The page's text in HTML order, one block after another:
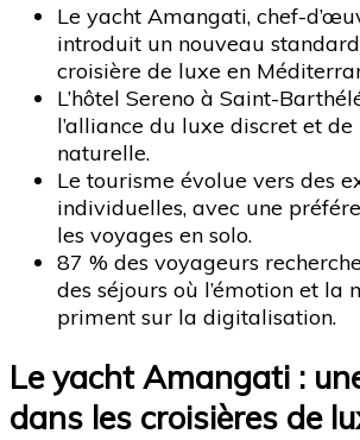
Le yacht Amangati, chef-
introduit un nouveau
croisière de luxe en
L’hôtel Sereno à Saint-
l’alliance du luxe discret et
naturelle.
Le tourisme évolue vers des
individuelles, avec une
les voyages en solo.
87 % des voyageurs
des séjours où l’émotion et la
priment sur la digitalisation.
Le yacht Amangati :
dans les croisières de